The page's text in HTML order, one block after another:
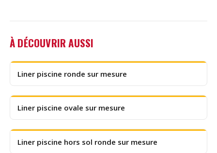
À DÉCOUVRIR AUSSI
Liner piscine ronde sur mesure
Liner piscine ovale sur mesure
Liner piscine hors sol ronde sur mesure